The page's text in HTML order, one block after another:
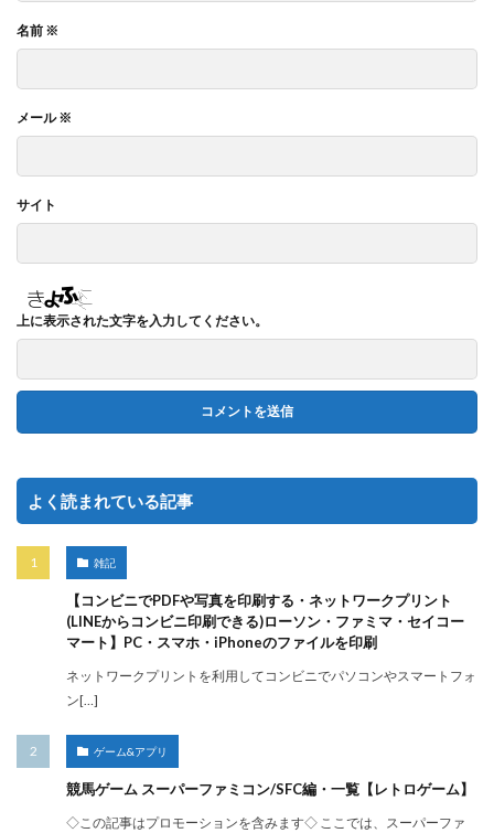
名前 ※
メール※
サイト
上に表示された文字を入力してください。
よく読まれている記事
雑記
【コンビニでPDFや写真を印刷する・ネットワークプリント
(LINEからコンビニ印刷できる)ローソン・ファミマ・セイコー
マート】PC・スマホ・iPhoneのファイルを印刷
ネットワークプリントを利用してコンビニでパソコンやスマートフォ
ン[…]
ゲーム&アプリ
競馬ゲーム スーパーファミコン/SFC編・一覧【レトロゲーム】
◇この記事はプロモーションを含みます◇ ここでは、スーパーファ